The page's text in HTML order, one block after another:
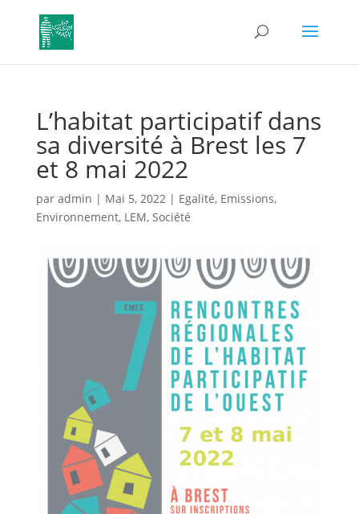
L’habitat participatif dans
sa diversité à Brest les 7
et 8 mai 2022
par admin | Mai 5, 2022| Egalité, Emissions,
Environnement, LEM, Société